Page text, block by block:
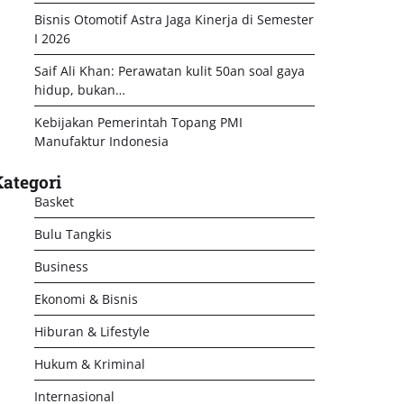
Bisnis Otomotif Astra Jaga Kinerja di Semester
I 2026
Saif Ali Khan: Perawatan kulit 50an soal gaya
hidup, bukan…
Kebijakan Pemerintah Topang PMI
Manufaktur Indonesia
Basket
Bulu Tangkis
Business
Ekonomi & Bisnis
Hiburan & Lifestyle
Hukum & Kriminal
Internasional